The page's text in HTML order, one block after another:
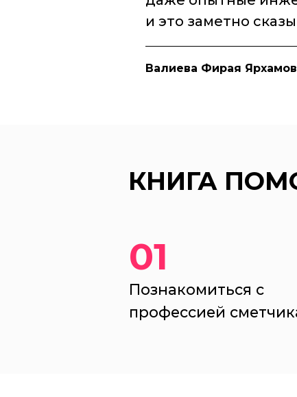
и это заметно
Валиева Фирая
КНИГА
01
Познакомиться с
профессией